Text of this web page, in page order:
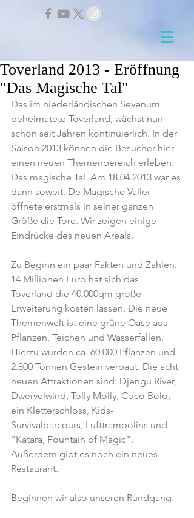
Toverland 2013 - Eröffnung
"Das Magische Tal"
Das im niederländischen Sevenum
beheimatete Toverland, wächst nun
schon seit Jahren kontinuierlich. In der
Saison 2013 können die Besucher hier
einen neuen Themenbereich erleben:
Das magische Tal. Am 18.04.2013 war es
dann soweit. De Magische Vallei
öffnete erstmals in seiner ganzen
Größe die Tore. Wir zeigen einige
Eindrücke des neuen Areals.
Zu Beginn ein paar Fakten und Zahlen.
14 Millionen Euro hat sich das
Toverland die 40.000qm große
Erweiterung kosten lassen. Die neue
Themenwelt ist eine grüne Oase aus
Pflanzen, Teichen und Wasserfällen.
Hierzu wurden ca. 60.000 Pflanzen und
2.800 Tonnen Gestein verbaut. Die acht
neuen Attraktionen sind: Djengu River,
Dwervelwind, Tolly Molly, Coco Bolo,
ein Kletterschloss, Kids-
Survivalparcours, Lufttrampolins und
"Katara, Fountain of Magic".
Außerdem gibt es noch ein neues
Restaurant.
Beginnen wir also unseren Rundgang.